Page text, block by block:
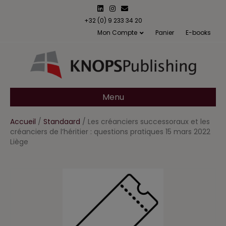
n
n
s
a
m
m
a
l
+32 (0) 9 233 34 20
Mon Compte
Panier E-books
Menu
Accueil / Standaard / Les créanciers successoraux et les
créanciers de l’héritier : questions pratiques 15 mars 2022
Liège